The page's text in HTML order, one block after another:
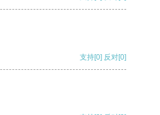
支持[0] 反对[0]